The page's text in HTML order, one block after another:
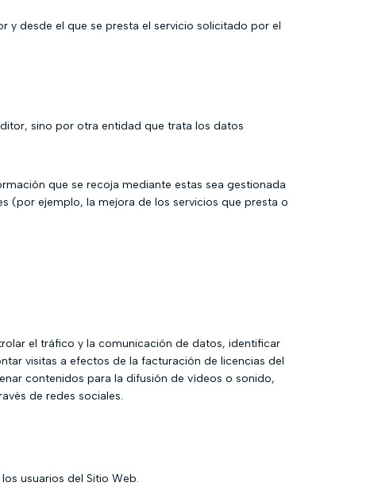
y desde el que se presta el servicio solicitado por el
sino por otra entidad que trata los datos
que se recoja mediante estas sea gestionada
(por ejemplo, la mejora de los servicios que presta o
el tráfico y la comunicación de datos, identificar
visitas a efectos de la facturación de licencias del
contenidos para la difusión de vídeos o sonido,
de redes sociales.
usuarios del Sitio Web.